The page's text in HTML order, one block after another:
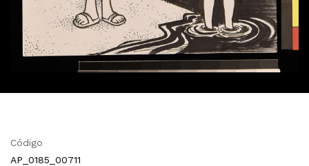
Código
AP_0185_00711